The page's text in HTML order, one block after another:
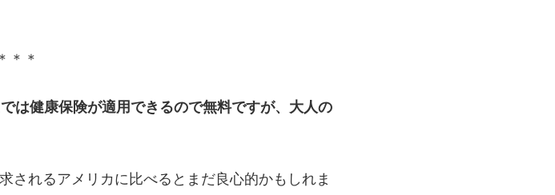
＊＊＊
は健康保険が適用できるので無料ですが、大人の
されるアメリカに比べるとまだ良心的かもしれま